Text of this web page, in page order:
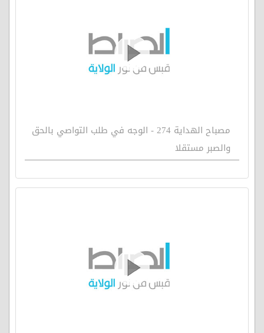
مصباح الهداية 274 - الوجه في طلب التواصي بالحق
والصبر مستقلا